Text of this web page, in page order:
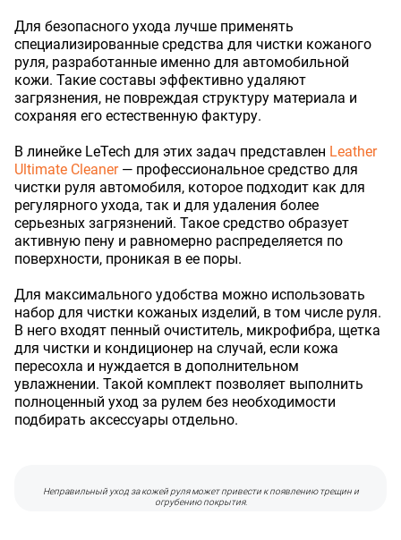
Для безопасного ухода лучше применять
специализированные средства для чистки кожаного
руля, разработанные именно для автомобильной
кожи. Такие составы эффективно удаляют
загрязнения, не повреждая структуру материала и
сохраняя его естественную фактуру.
В линейке LeTech для этих задач представлен Leather
Ultimate Cleaner— профессиональное средство для
чистки руля автомобиля, которое подходит как для
регулярного ухода, так и для удаления более
серьезных загрязнений. Такое средство образует
активную пену и равномерно распределяется по
поверхности, проникая в ее поры.
Для максимального удобства можно использовать
набор для чистки кожаных изделий, в том числе руля.
В него входят пенный очиститель, микрофибра, щетка
для чистки и кондиционер на случай, если кожа
пересохла и нуждается в дополнительном
увлажнении. Такой комплект позволяет выполнить
полноценный уход за рулем без необходимости
подбирать аксессуары отдельно.
Неправильный уход за кожей руля может привести к появлению трещин и
огрубению покрытия.